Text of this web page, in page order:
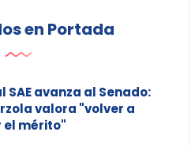
en Portada
SAE avanza al Senado:
valora "volver a
el mérito"